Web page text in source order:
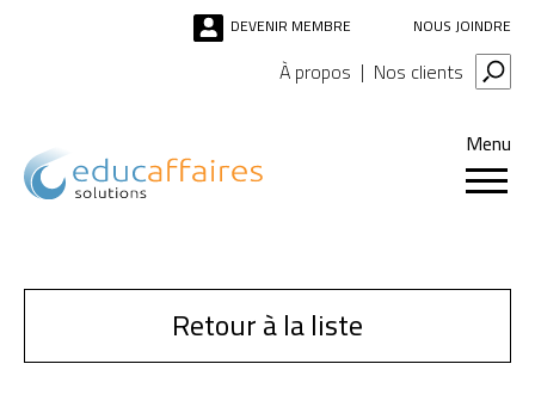
NOUS JOINDRE
DEVENIR MEMBRE
À propos Nos clients
Menu
Retour à la liste